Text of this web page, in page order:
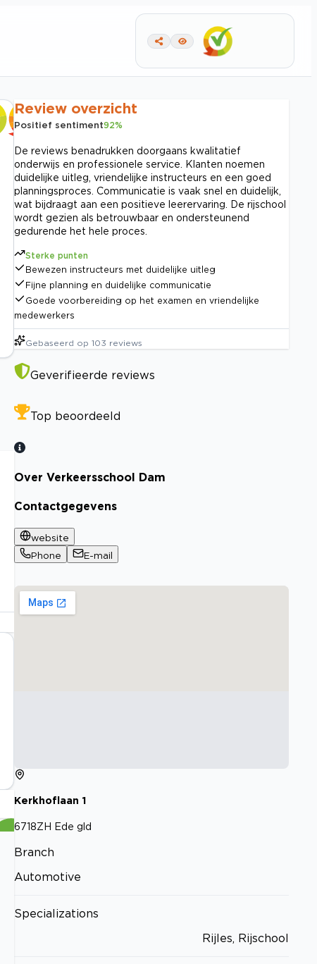
Review overzicht
Positief sentiment92%
De reviews benadrukken doorgaans kwalitatief
onderwijs en professionele service. Klanten noemen
duidelijke uitleg, vriendelijke instructeurs en een goed
planningsproces. Communicatie is vaak snel en duidelijk,
wat bijdraagt aan een positieve leerervaring. De rijschool
wordt gezien als betrouwbaar en ondersteunend
gedurende het hele proces.
Sterke punten
Bewezen instructeurs met duidelijke uitleg
Fijne planning en duidelijke communicatie
Goede voorbereiding op het examen en vriendelijke
medewerkers
Gebaseerd op 103 reviews
Geverifieerde reviews
Top beoordeeld
Over Verkeersschool Dam
Contactgegevens
website
Phone
E-mail
Kerkhoflaan 1
6718ZH Ede gld
Branch
Automotive
Specializations
Rijles, Rijschool